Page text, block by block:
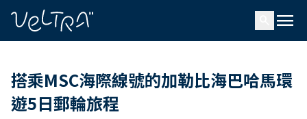
menu
搭乘MSC海際線號的加勒比海巴哈馬環
遊5日郵輪旅程